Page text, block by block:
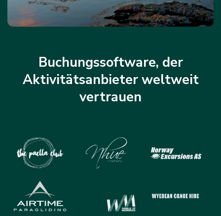
Buchungssoftware, der
Aktivitätsanbieter weltweit
vertrauen